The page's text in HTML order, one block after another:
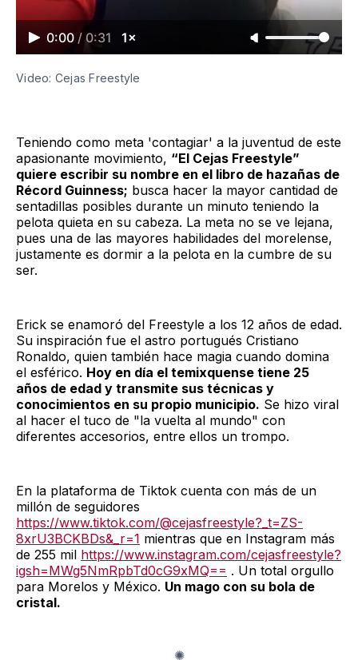
0:00 / 0:31 1×
Video: Cejas Freestyle
Teniendo como meta 'contagiar' a la juventud de este
apasionante movimiento, “El Cejas Freestyle”
quiere escribir su nombre en el libro de hazañas de
Récord Guinness; busca hacer la mayor cantidad de
sentadillas posibles durante un minuto teniendo la
pelota quieta en su cabeza. La meta no se ve lejana,
pues una de las mayores habilidades del morelense,
justamente es dormir a la pelota en la cumbre de su
ser.
Erick se enamoró del Freestyle a los 12 años de edad.
Su inspiración fue el astro portugués Cristiano
Ronaldo, quien también hace magia cuando domina
el esférico. Hoy en día el temixquense tiene 25
años de edad y transmite sus técnicas y
conocimientos en su propio municipio. Se hizo viral
al hacer el tuco de "la vuelta al mundo" con
diferentes accesorios, entre ellos un trompo.
En la plataforma de Tiktok cuenta con más de un
millón de seguidores
https://www.tiktok.com/@cejasfreestyle?_t=ZS-
8xrU3BCKBDs&_r=1 mientras que en Instagram más
de 255 mil https://www.instagram.com/cejasfreestyle?
igsh=MWg5NmRpbTd0cG9xMQ== . Un total orgullo
para Morelos y México. Un mago con su bola de
cristal.